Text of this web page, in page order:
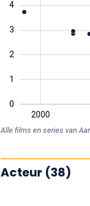
0
1
2
3
4
2000
Alle films en series van
Acteur (38)